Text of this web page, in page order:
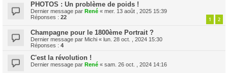
PHOTOS : Un problème de poids !
Dernier message par René « mer. 13 août , 2025 15:39
Réponses : 22 1 2
Champagne pour le 1800ème Portrait ?
Dernier message par Michi « lun. 28 oct. , 2024 15:30
Réponses : 4
C'est la révolution !
Dernier message par René « sam. 26 oct. , 2024 14:16